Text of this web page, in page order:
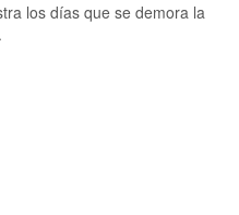
los días que se demora la